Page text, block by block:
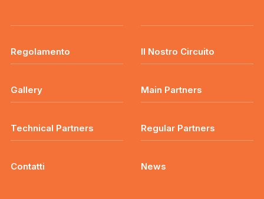
Regolamento Il Nostro Circuito
Gallery Main Partners
Technical Partners Regular Partners
Contatti News